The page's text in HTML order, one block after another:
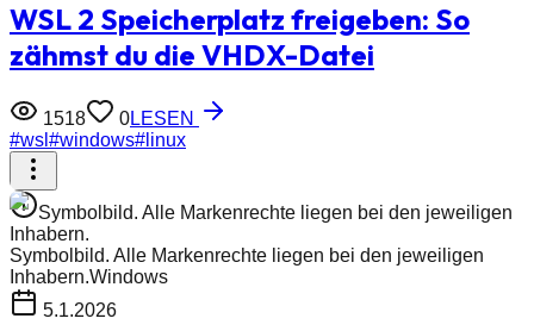
WSL 2 Speicherplatz freigeben: So
zähmst du die VHDX-Datei
1518 0LESEN
#wsl #windows# linux
Symbolbild. Alle Markenrechte liegen bei den jeweiligen
Inhabern.
Symbolbild. Alle Markenrechte liegen bei den jeweiligen
Inhabern.Windows
5.1.2026